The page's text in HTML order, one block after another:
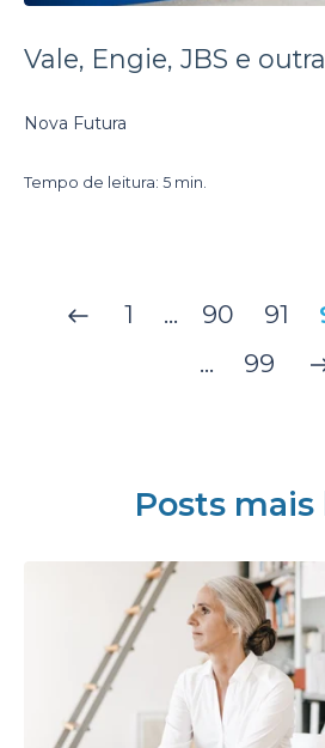
Vale, Engie, JBS e
Nova Futura
Tempo de leitura: 5 min.
1 ... 90 91
...
99
Posts mais